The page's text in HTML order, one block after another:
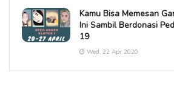
Kamu Bisa Memesan
Ini Sambil Berdonasi
19
Wed, 22 Apr 2020